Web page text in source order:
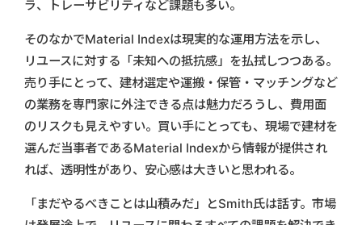
ラ、トレーサビリティなど課題も多い。
そのなかでMaterial Indexは現実的な運用方法を示し、
リユースに対する「未知への抵抗感」を払拭しつつある。
売り手にとって、建材選定や運搬・保管・マッチングなど
の業務を専門家に外注できる点は魅力だろうし、費用面
のリスクも見えやすい。買い手にとっても、現場で建材を
選んだ当事者であるMaterial Indexから情報が提供され
れば、透明性があり、安心感は大きいと思われる。
「まだやるべきことは山積みだ」とSmith氏は話す。市場